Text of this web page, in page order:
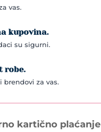
vas.
kupovina.
su sigurni.
robe.
brendovi za vas.
kartično plaćanje